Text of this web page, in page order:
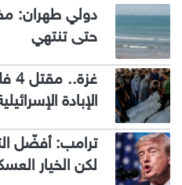
دولي طهران:
حتى تنتهي
الإبادة الإسرائيلية إلى 73
ترامب: أفضّل
لكن الخيار